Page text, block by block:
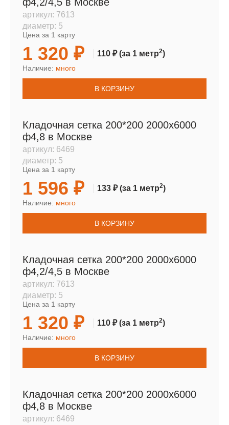
артикул: 7613
диаметр: 5
Цена за 1 карту
1 320 ₽ 110 ₽(за 1 метр2)
Наличие: много
В КОРЗИНУ
Кладочная сетка 200*200 2000х6000
ф4,8 в Москве
артикул: 6469
диаметр: 5
Цена за 1 карту
1 596 ₽ 133 ₽(за 1 метр2)
Наличие: много
В КОРЗИНУ
Кладочная сетка 200*200 2000х6000
ф4,2/4,5 в Москве
артикул: 7613
диаметр: 5
Цена за 1 карту
1 320 ₽ 110 ₽(за 1 метр2)
Наличие: много
В КОРЗИНУ
Кладочная сетка 200*200 2000х6000
ф4,8 в Москве
артикул: 6469